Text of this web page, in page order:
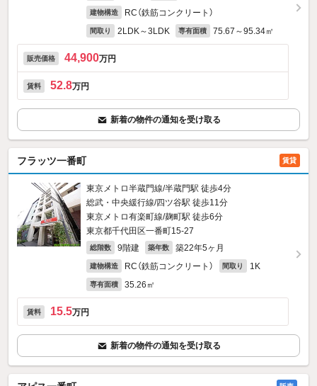
建物構造 RC（鉄筋コンクリート）
間取り 2LDK～3LDK 専有面積 75.67～95.34㎡
販売価格 44,900万円
賃料 52.8万円
新着の物件の通知を受け取る
フラッツ一番町 賃貸
東京メトロ半蔵門線/半蔵門駅 徒歩4分
総武・中央緩行線/四ツ谷駅 徒歩11分
東京メトロ有楽町線/麹町駅 徒歩6分
東京都千代田区一番町15‐27
総階数 9階建 築年数 築22年5ヶ月
建物構造 RC（鉄筋コンクリート） 間取り 1K
専有面積 35.26㎡
賃料 15.5万円
新着の物件の通知を受け取る